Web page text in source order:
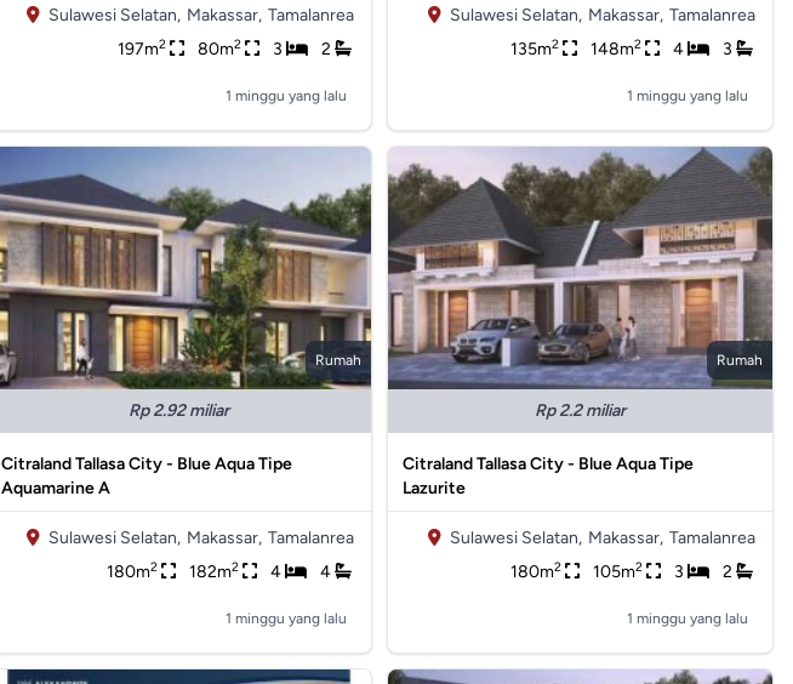
Sulawesi Selatan, Makassar, Tamalanrea
197m2 80m2 3 2
1 minggu yang lalu
Sulawesi Selatan, Makassar, Tamalanrea
135m2 148m2 4 3
1 minggu yang lalu
Rumah
Rp 2.92 miliar
Citraland Tallasa City - Blue Aqua Tipe
Aquamarine A
Sulawesi Selatan, Makassar, Tamalanrea
180m2 182m2 4 4
1 minggu yang lalu
Rumah
Rp 2.2 miliar
Citraland Tallasa City - Blue Aqua Tipe
Lazurite
Sulawesi Selatan, Makassar, Tamalanrea
180m2 105m2 3 2
1 minggu yang lalu